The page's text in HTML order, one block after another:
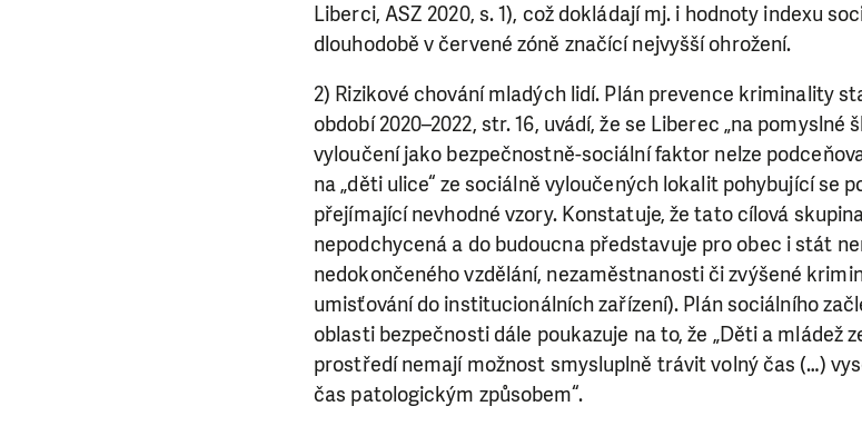
Liberci, ASZ 2020, s. 1), což dokládají mj. i hodnoty indexu
dlouhodobě v červené zóně značící nejvyšší ohrožení.
2) Rizikové chování mladých lidí. Plán prevence kriminality
období 2020–2022, str. 16, uvádí, že se Liberec „na
vyloučení jako bezpečnostně-sociální faktor nelze
na „děti ulice“ ze sociálně vyloučených lokalit pohybující se
přejímající nevhodné vzory. Konstatuje, že tato cílová
nepodchycená a do budoucna představuje pro obec i stát
nedokončeného vzdělání, nezaměstnanosti či zvýšené
umisťování do institucionálních zařízení). Plán sociálního
oblasti bezpečnosti dále poukazuje na to, že „Děti a mládež
prostředí nemají možnost smysluplně trávit volný čas (…)
čas patologickým způsobem“.